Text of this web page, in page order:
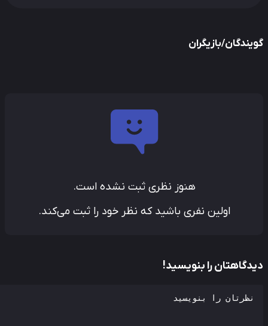
بازیگران
هنوز نظری ثبت نشده است.
اولین نفری باشید که نظر خود را ثبت می‌کند.
را بنویسید!